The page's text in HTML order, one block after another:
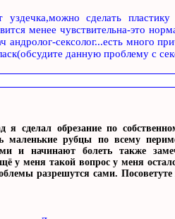
уздечка,можно сделать
менее чувствительна-это
андролог-сексолог...есть много
данную проблему с
я сделал обрезание по
рубцы по всему
и начинают болеть также
у меня такой вопрос у меня
разрешутся сами.